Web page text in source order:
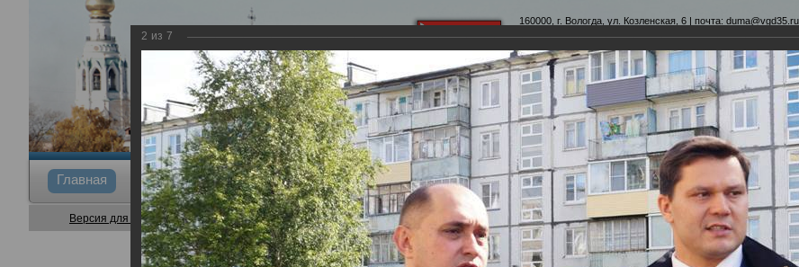
160000, г. Вологда, ул. Козленская, 6 | почта: duma@vgd35.ru
официальный сайт www.duma-vologda.ru
Главная Общие сведения Депутаты Комитеты График приема Контакты Депутатские
Версия для слабовидящих
2 из 7